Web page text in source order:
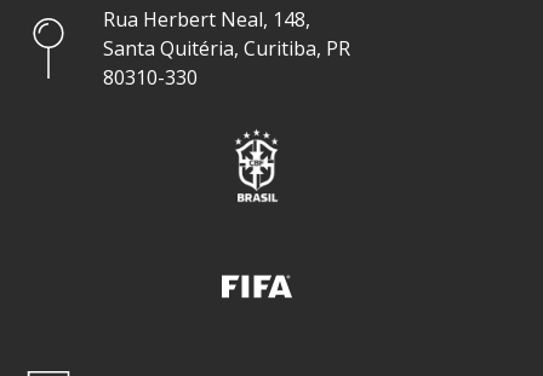
Rua Herbert Neal, 148,
Santa Quitéria, Curitiba, PR
80310-330